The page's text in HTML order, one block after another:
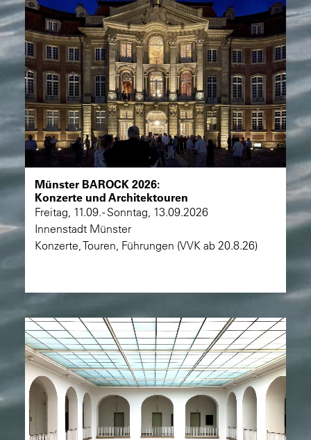
Münster BAROCK 2026:
Konzerte und Architektouren
Freitag, 11.09. - Sonntag, 13.09.2026
Innenstadt Münster
Konzerte, Touren, Führungen (VVK ab 20.8.26)